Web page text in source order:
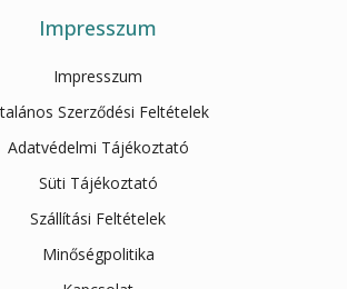
Impresszum
Impresszum
Szerződési Feltételek
Adatvédelmi Tájékoztató
Süti Tájékoztató
Szállítási Feltételek
Minőségpolitika